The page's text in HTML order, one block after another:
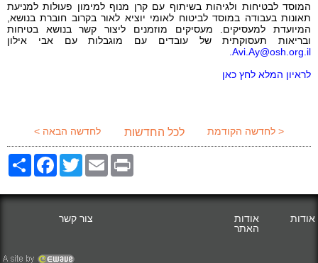
המוסד לבטיחות ולגיהות בשיתוף עם קרן מנוף למימון פעולות למניעת
תאונות בעבודה במוסד לביטוח לאומי יוציא לאור בקרוב חוברת בנושא,
המיועדת למעסיקים. מעסיקים מוזמנים ליצור קשר בנושא בטיחות
ובריאות תעסוקתית של עובדים עם מוגבלות עםאבי אילון
Avi.Ay@osh.org.il
לראיון המלא לחץ כאן
< לחדשה הקודמת לכל החדשות לחדשה הבאה >
ShareFacebookTwitter Email Print
אודות
אודות
האתר
צור קשר